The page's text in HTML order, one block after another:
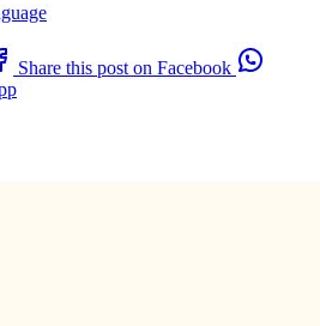
Share this post on Facebook